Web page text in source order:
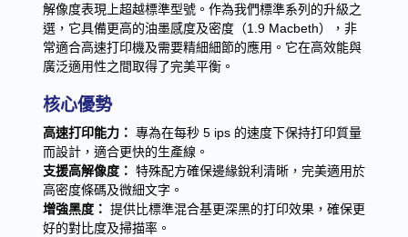
解像度表現上超越標準型號。作為我們標準系列的升級之
選，它具備更高的油墨感度及密度（1.9 Macbeth），非
常適合高速打印機及需要精細細節的應用。它在高效能與
廣泛適用性之間取得了完美平衡。
核心優勢
高速打印能力： 專為在每秒 5 ips 的速度下保持打印質量
而設計，適合更快的生產線。
支援高解像度： 特殊配方確保邊緣銳利清晰，完美適用於
高密度條碼及微細文字。
增強黑度： 提供比標準混合基更深黑的打印效果，確保更
好的對比度及掃描率。